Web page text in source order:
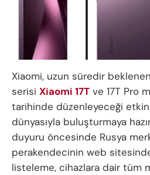
Xiaomi, uzun süredir
serisi Xiaomi 17T ve 17T Pro
tarihinde düzenleyeceği
dünyasıyla buluşturmaya
duyuru öncesinde Rusya
perakendecinin web
listeleme, cihazlara dair tüm